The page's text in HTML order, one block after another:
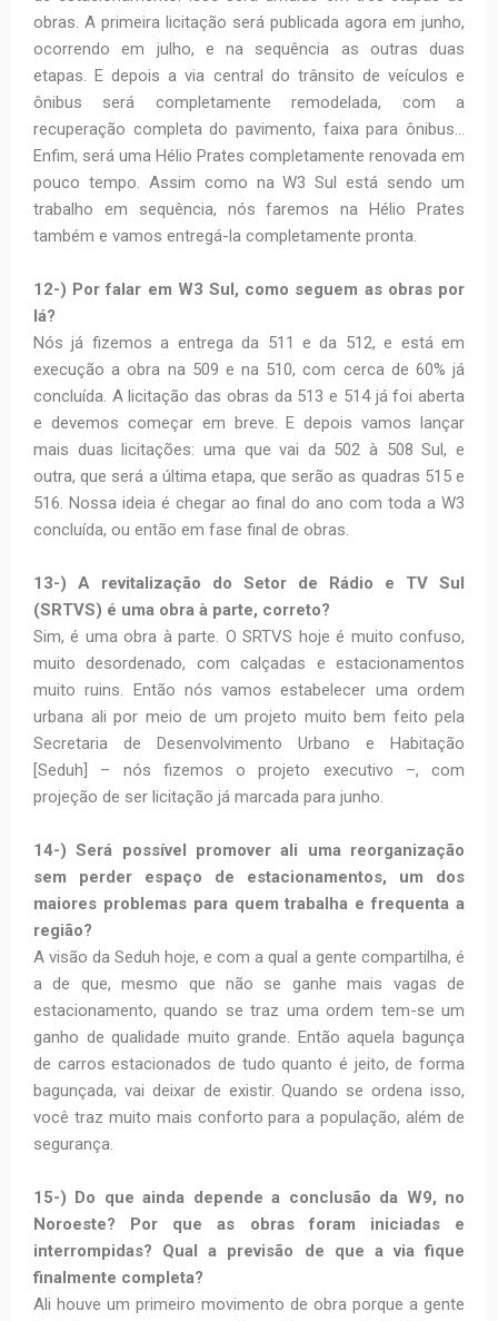
obras. A primeira licitação será publicada agora em junho,
ocorrendo em julho, e na sequência as outras duas
etapas. E depois a via central do trânsito de veículos e
ônibus será completamente remodelada, com a
recuperação completa do pavimento, faixa para ônibus…
Enfim, será uma Hélio Prates completamente renovada em
pouco tempo. Assim como na W3 Sul está sendo um
trabalho em sequência, nós faremos na Hélio Prates
também e vamos entregá-la completamente pronta.
12-) Por falar em W3 Sul, como seguem as obras por
lá?
Nós já fizemos a entrega da 511 e da 512, e está em
execução a obra na 509 e na 510, com cerca de 60% já
concluída. A licitação das obras da 513 e 514 já foi aberta
e devemos começar em breve. E depois vamos lançar
mais duas licitações: uma que vai da 502 à 508 Sul, e
outra, que será a última etapa, que serão as quadras 515 e
516. Nossa ideia é chegar ao final do ano com toda a W3
concluída, ou então em fase final de obras.
13-) A revitalização do Setor de Rádio e TV Sul
(SRTVS) é uma obra à parte, correto?
Sim, é uma obra à parte. O SRTVS hoje é muito confuso,
muito desordenado, com calçadas e estacionamentos
muito ruins. Então nós vamos estabelecer uma ordem
urbana ali por meio de um projeto muito bem feito pela
Secretaria de Desenvolvimento Urbano e Habitação
[Seduh] – nós fizemos o projeto executivo –, com
projeção de ser licitação já marcada para junho.
14-) Será possível promover ali uma reorganização
sem perder espaço de estacionamentos, um dos
maiores problemas para quem trabalha e frequenta a
região?
A visão da Seduh hoje, e com a qual a gente compartilha, é
a de que, mesmo que não se ganhe mais vagas de
estacionamento, quando se traz uma ordem tem-se um
ganho de qualidade muito grande. Então aquela bagunça
de carros estacionados de tudo quanto é jeito, de forma
bagunçada, vai deixar de existir. Quando se ordena isso,
você traz muito mais conforto para a população, além de
segurança.
15-) Do que ainda depende a conclusão da W9, no
Noroeste? Por que as obras foram iniciadas e
interrompidas? Qual a previsão de que a via fique
finalmente completa?
Ali houve um primeiro movimento de obra porque a gente